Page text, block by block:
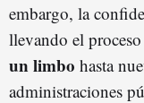
embargo, la
llevando el proceso
un limbo hasta
administraciones